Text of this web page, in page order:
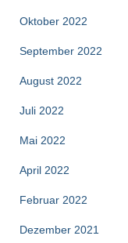
Oktober 2022
September 2022
August 2022
Juli 2022
Mai 2022
April 2022
Februar 2022
Dezember 2021